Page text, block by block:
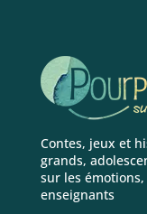
Contes, jeux et
grands,
sur les
enseignants